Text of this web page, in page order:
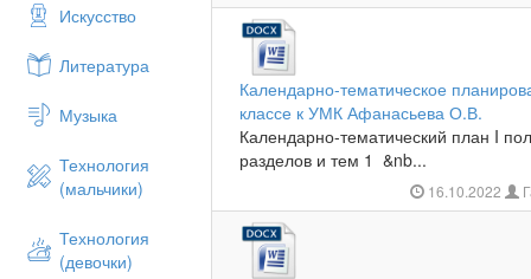
Искусство
Литература
Музыка
Технология
(мальчики)
Технология
(девочки)
Календарно-тематическое
классе к УМК Афанасьева О.В.
Календарно-тематический план I
разделов и тем 1 &nb...
16.10.2022